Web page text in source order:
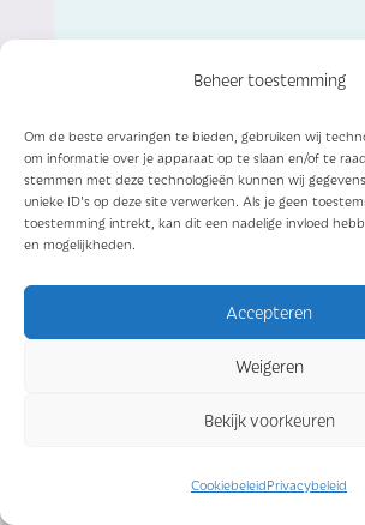
Beheer toestemming
Om de beste ervaringen te bieden, gebruiken wij
om informatie over je apparaat op te slaan en/of te
stemmen met deze technologieën kunnen wij
unieke ID's op deze site verwerken. Als je geen
toestemming intrekt, kan dit een nadelige invloed
en mogelijkheden.
Accepteren
Weigeren
Bekijk voorkeuren
CookiebeleidPrivacybeleid
KePa = Ketenpartners
KEN =Kennisdocumenten
professionals
TLS = Tools en Instrumenten
VOP = Voorlichting patiënten
WaS = Wachtkamerscherm